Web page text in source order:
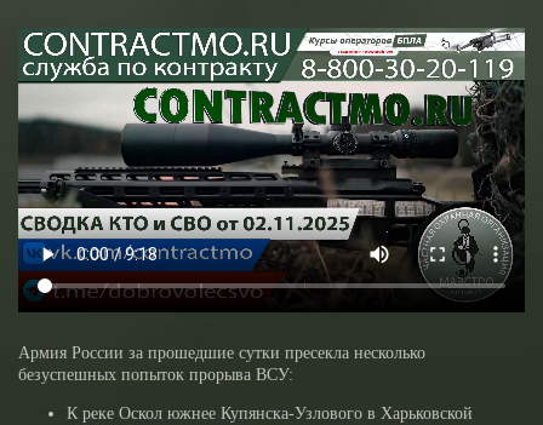
Армия России за прошедшие сутки пресекла несколько
безуспешных попыток прорыва ВСУ:
К реке Оскол южнее Купянска-Узлового в Харьковской